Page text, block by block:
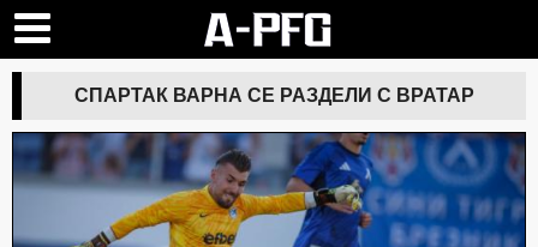
СПАРТАК ВАРНА СЕ РАЗДЕЛИ С ВРАТАР